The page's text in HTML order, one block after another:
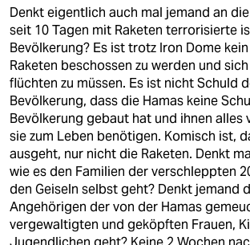
Denkt eigentlich auch mal jemand an
seit 10 Tagen mit Raketen terrorisierte
Bevölkerung? Es ist trotz Iron Dome
Raketen beschossen zu werden und
flüchten zu müssen. Es ist nicht Schuld
Bevölkerung, dass die Hamas keine
Bevölkerung gebaut hat und ihnen alles
sie zum Leben benötigen. Komisch ist,
ausgeht, nur nicht die Raketen. Denkt
wie es den Familien der verschleppten
den Geiseln selbst geht? Denkt jemand
Angehörigen der von der Hamas
vergewaltigten und geköpften Frauen,